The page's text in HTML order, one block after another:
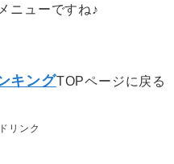
ニューですね♪
キングTOPページに戻る
リンク